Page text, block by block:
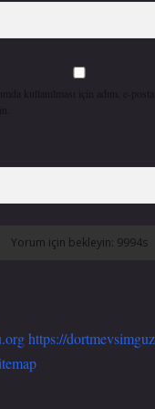
kullanılması için adım, e-
https://